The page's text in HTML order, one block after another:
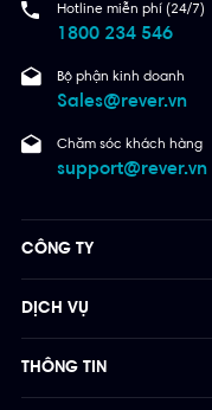
Hotline miễn phí (24/7)
1800 234 546
Bộ phận kinh doanh
Sales@rever.vn
Chăm sóc khách hàng
support@rever.vn
CÔNG TY
DỊCH VỤ
THÔNG TIN